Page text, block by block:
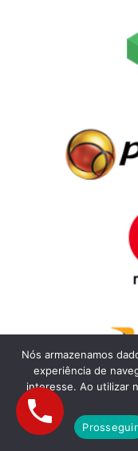
Nós armazenamos
experiência de
interesse. Ao utilizar
Prosseguir